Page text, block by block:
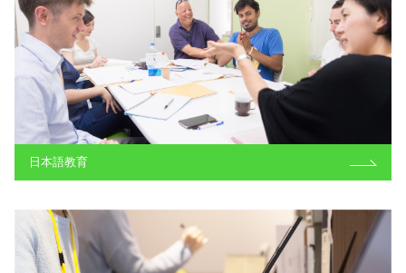
日本語教育